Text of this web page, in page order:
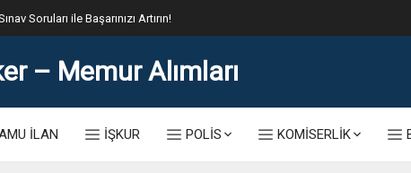
7500 Bin Polis Alımı Kılavuzu ve Başvuru Ekranı
İLAN İŞKUR POLİS KOMİSERLİK